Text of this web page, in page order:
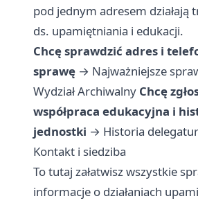
pod jednym adresem działają
ds. upamiętniania i edukacji.
Chcę sprawdzić adres i
sprawę → Najważniejsze
Wydział Archiwalny Chcę
współpraca edukacyjna i
jednostki → Historia
Kontakt i siedziba
To tutaj załatwisz wszystkie
informacje o działaniach